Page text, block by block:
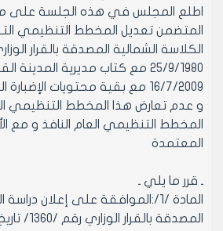
اطلع المجلس في هذه الجلسة على
المتضمن تعديل المخطط التنظيمي
16/7/2009 مع بقية محتويات
و عدم تعارض هذا المخطط التنظيمي
المخطط التنظيمي العام النافذ و مع
المعتمدة
ـ قرر ما يلي ـ
المادة /1/:الموافقة على إعلان